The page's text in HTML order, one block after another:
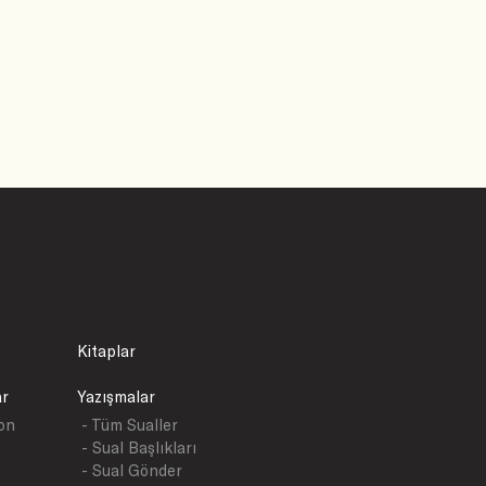
Kitaplar
Yazışmalar
- Tüm Sualler
- Sual Başlıkları
- Sual Gönder